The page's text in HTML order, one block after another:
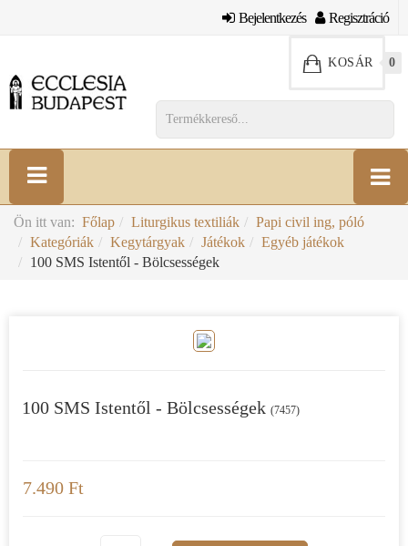
Bejelentkezés Regisztráció
KOSÁR 0
Ön itt van: Főlap Liturgikus textiliák
Papi civil ing, póló
Kategóriák
Kegytárgyak Játékok
Egyéb játékok
100 SMS Istentől - Bölcsességek
100 SMS Istentől - Bölcsességek (7457)
7.490 Ft